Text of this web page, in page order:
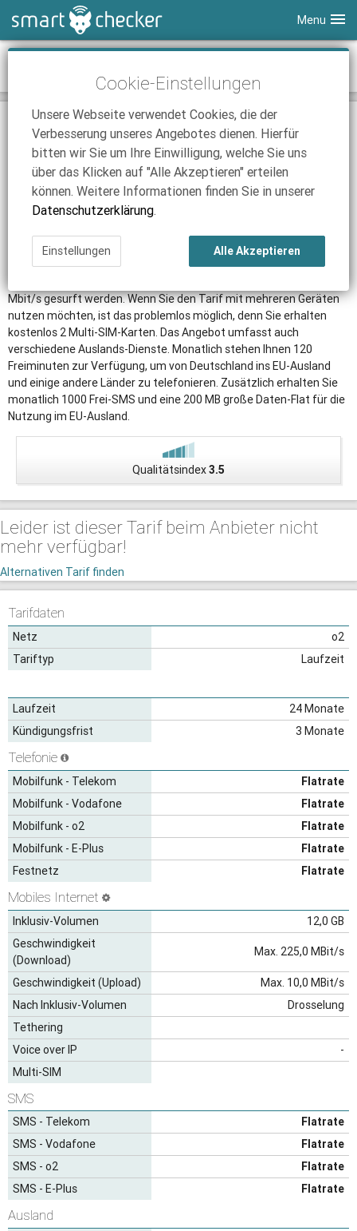
Menu
Smartphone Vergleich
Anbieter
iPhone Tarifvergleich
News
Ratgeber
Tarifvergleich
Tablet Vergleich
Surfsticks
iPad Tarifvergleich
News
Tarifvergleich
Internetanbieter
DSL Tarife
News
SmartChecker TV
TARIF
Professional. Das Angebot bietet Ihnen eine Telefon- und SMS-Flat
in alle deutschen Netze. Die Internet-Flat des Tarifs hat ein
Mbit/s gesurft werden. Wenn Sie den Tarif mit mehreren Geräten
nutzen möchten, ist das problemlos möglich, denn Sie erhalten
kostenlos 2 Multi-SIM-Karten. Das Angebot umfasst auch
verschiedene Auslands-Dienste. Monatlich stehen Ihnen 120
Freiminuten zur Verfügung, um von Deutschland ins EU-Ausland
und einige andere Länder zu telefonieren. Zusätzlich erhalten Sie
monatlich 1000 Frei-SMS und eine 200 MB große Daten-Flat für die
Nutzung im EU-Ausland.
Qualitätsindex3.5
Leider ist dieser Tarif beim Anbieter nicht
mehr verfügbar!
Alternativen Tarif finden
Tarifdaten
Netz
o2
Tariftyp
Laufzeit
Laufzeit
24 Monate
Kündigungsfrist
3 Monate
Telefonie
Mobilfunk - Telekom
Flatrate
Mobilfunk - Vodafone
Flatrate
Mobilfunk - o2
Flatrate
Mobilfunk - E-Plus
Flatrate
Festnetz
Flatrate
Mobiles Internet
Inklusiv-Volumen
12,0 GB
Geschwindigkeit
(Download)
Max. 225,0 MBit/s
Geschwindigkeit (Upload)
Max. 10,0 MBit/s
Nach Inklusiv-Volumen
Drosselung
Tethering
Voice over IP
-
Multi-SIM
SMS
SMS - Telekom
Flatrate
SMS - Vodafone
Flatrate
SMS - o2
Flatrate
SMS - E-Plus
Flatrate
Ausland
Cookie-Einstellungen
Unsere Webseite verwendet Cookies, die der
Verbesserung unseres Angebotes dienen. Hierfür
bitten wir Sie um Ihre Einwilligung, welche Sie uns
über das Klicken auf "Alle Akzeptieren" erteilen
können. Weitere Informationen finden Sie in unserer
Datenschutzerklärung.
Einstellungen Alle Akzeptieren